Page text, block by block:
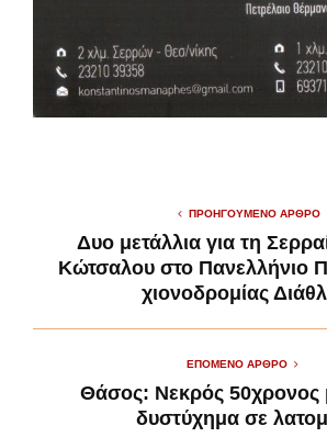
ΠΡΟΗΓΟΎΜΕΝΟ ΆΡΘΡΟ
Δυο μετάλλια για τη
Κώτσαλου στο Πανελλήνιο
χιονοδρομίας
ΕΠΌΜΕΝΟ ΆΡΘΡΟ
Θάσος: Νεκρός 50χρονος
δυστύχημα σε